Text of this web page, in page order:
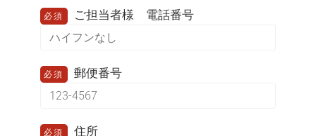
必須 ご担当者様 電話番号
必須 郵便番号
必須 住所